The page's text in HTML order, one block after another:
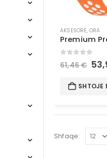
AKSESORË,ORA
out of 5
61,46€
SHTOJE
Shfaqe: